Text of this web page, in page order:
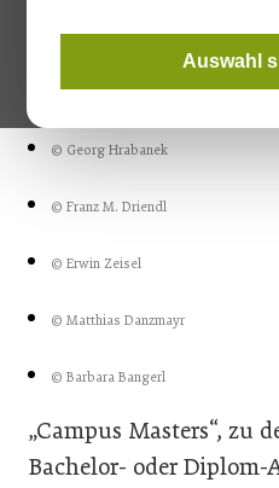
Auswahl
© M. Stürzenbacher
© Georg Hrabanek
© Franz M. Driendl
© Erwin Zeisel
© Matthias Danzmayr
© Barbara Bangerl
„Campus Masters“, zu
Bachelor- oder Diplom-